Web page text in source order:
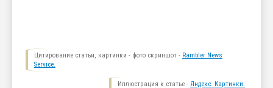
Цитирование статьи, картинки - фото скриншот - Rambler News
Service.
Иллюстрация к статье - Яндекс. Картинки.